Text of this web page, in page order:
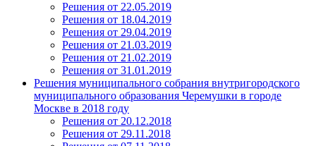
Решения от 22.05.2019
Решения от 18.04.2019
Решения от 29.04.2019
Решения от 21.03.2019
Решения от 21.02.2019
Решения от 31.01.2019
Решения муниципального собрания внутригородского
муниципального образования Черемушки в городе
Москве в 2018 году
Решения от 20.12.2018
Решения от 29.11.2018